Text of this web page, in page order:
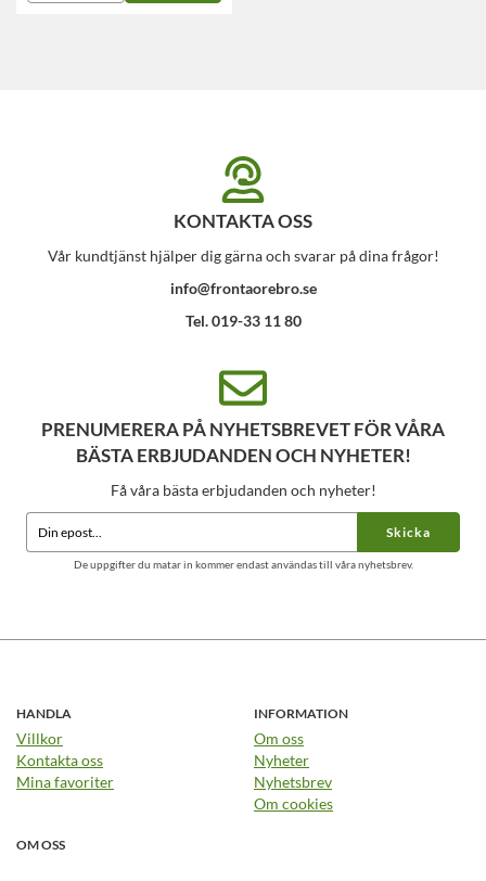
KONTAKTA OSS
Vår kundtjänst hjälper dig gärna och svarar på dina frågor!
info@frontaorebro.se
Tel. 019-33 11 80
PRENUMERERA PÅ NYHETSBREVET FÖR VÅRA
BÄSTA ERBJUDANDEN OCH NYHETER!
Få våra bästa erbjudanden och nyheter!
Skicka
De uppgifter du matar in kommer endast användas till våra nyhetsbrev.
HANDLA
Villkor
Kontakta oss
Mina favoriter
INFORMATION
Om oss
Nyheter
Nyhetsbrev
Om cookies
OM OSS